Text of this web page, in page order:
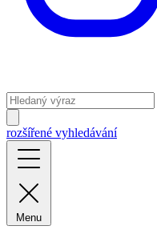
rozšířené vyhledávání
Menu